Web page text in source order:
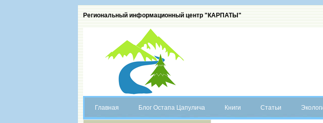
Региональный информационный центр "КАРПАТЫ"
Главная Блог Остапа Цапулича Книги Статьи